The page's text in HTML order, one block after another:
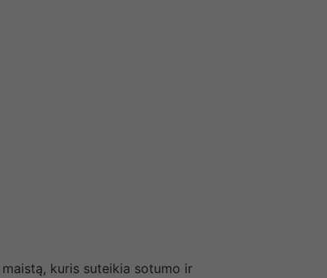
kuris suteikia sotumo ir